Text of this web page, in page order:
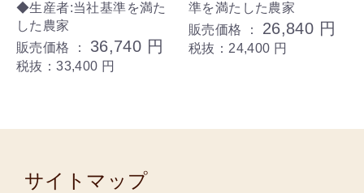
◆生産者:当社基準を満た
した農家
販売価格 ： 36,740 円
税抜：33,400 円
準を満たした農家
販売価格 ： 26,840 円
税抜：24,400 円
サイトマップ